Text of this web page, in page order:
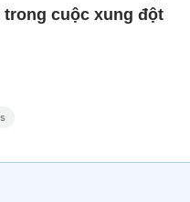
cuộc xung đột